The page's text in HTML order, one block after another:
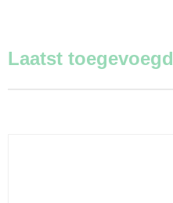
Laatst toegevoegd